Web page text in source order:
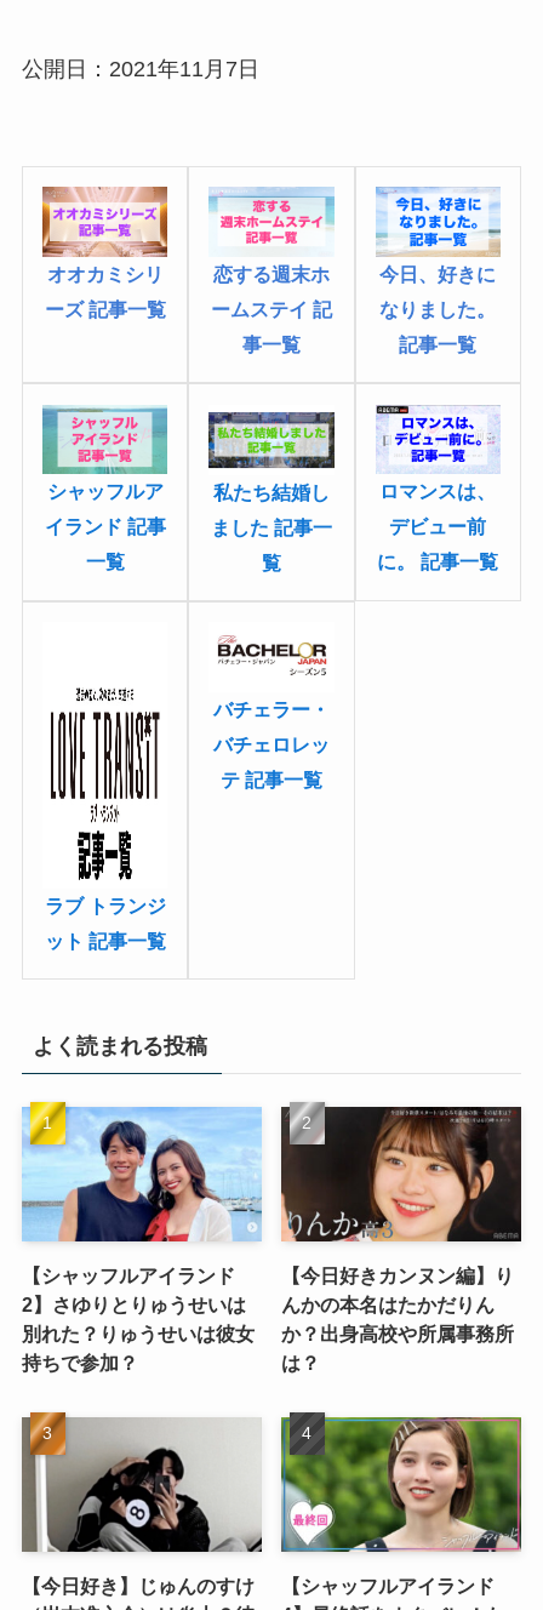
公開日：2021年11月7日
オオカミシリ
ーズ 記事一覧
恋する週末ホ
ームステイ 記
事一覧
今日、好きに
なりました。
記事一覧
シャッフルア
イランド 記事
一覧
私たち結婚し
ました 記事一
覧
ロマンスは、
デビュー前
に。 記事一覧
ラブ トランジ
ット 記事一覧
バチェラー・
バチェロレッ
テ 記事一覧
よく読まれる投稿
【シャッフルアイランド
2】さゆりとりゅうせいは
別れた？りゅうせいは彼女
持ちで参加？
【今日好きカンヌン編】り
んかの本名はたかだりん
か？出身高校や所属事務所
は？
【今日好き】じゅんのすけ
【シャッフルアイランド